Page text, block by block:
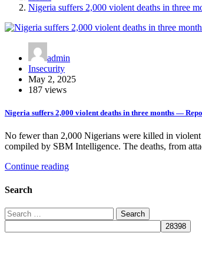
Nigeria suffers 2,000 violent deaths in three
admin
Insecurity
May 2, 2025
187 views
Nigeria suffers 2,000 violent deaths in three months —
No fewer than 2,000 Nigerians were killed in
compiled by SBM Intelligence. The deaths, from
Continue reading
Search
Search
for: